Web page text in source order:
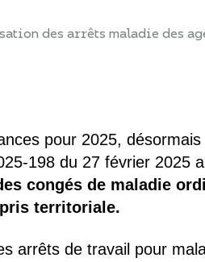
des arrêts maladie des
pour 2025,
198 du 27 février 2025
congés de maladie
territoriale.
arrêts de travail pour